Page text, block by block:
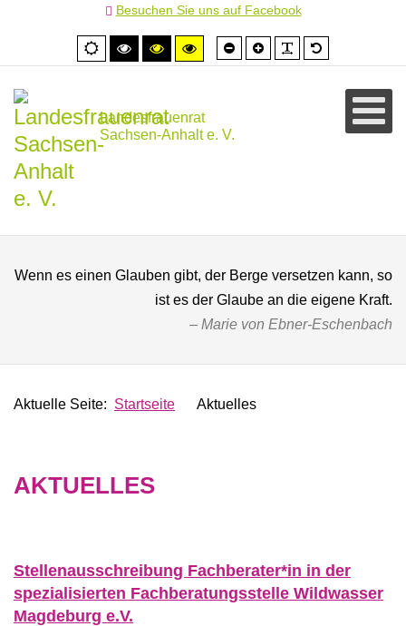
Besuchen Sie uns auf Facebook
Normale
Ansicht
Hoher
Kontrast
Hoher
Kontrast
Hoher
Kontrast
Schrift
kleiner
Schrift
größer
Landesfrauenrat
Sachsen-Anhalt e. V.
Wenn es einen Glauben gibt, der Berge versetzen kann, so
ist es der Glaube an die eigene Kraft.
Marie von Ebner-Eschenbach
Aktuelle Seite: Startseite Aktuelles
AKTUELLES
Stellenausschreibung Fachberater*in in der
spezialisierten Fachberatungsstelle Wildwasser
Magdeburg e.V.